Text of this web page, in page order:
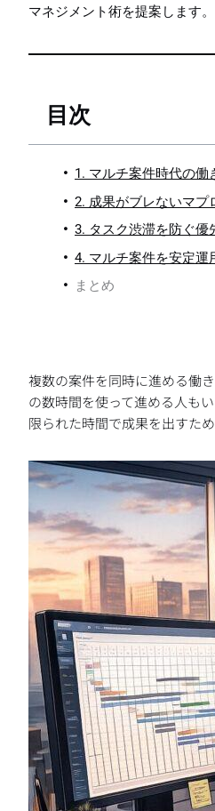
マネジメント術を提案します。
目次
1. マルチ案件時代の
2. 成果がブレないマプ
3. タスク渋滞を防ぐ優
4. マルチ案件を安定運
まとめ
複数の案件を同時に進める働
の数時間を使って進める人も
限られた時間で成果を出すた